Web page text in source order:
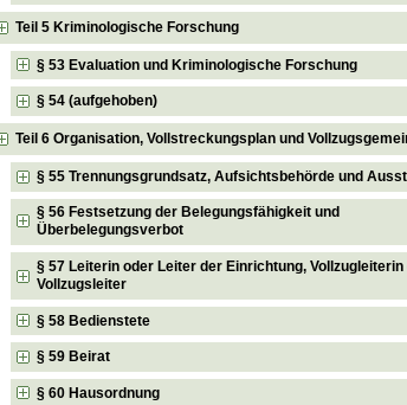
Teil 5 Kriminologische Forschung
§ 53 Evaluation und Kriminologische Forschung
§ 54 (aufgehoben)
Teil 6 Organisation, Vollstreckungsplan und
§ 55 Trennungsgrundsatz, Aufsichtsbehörde und
§ 56 Festsetzung der Belegungsfähigkeit und
Überbelegungsverbot
§ 57 Leiterin oder Leiter der Einrichtung, Vollzugleiterin
Vollzugsleiter
§ 58 Bedienstete
§ 59 Beirat
§ 60 Hausordnung